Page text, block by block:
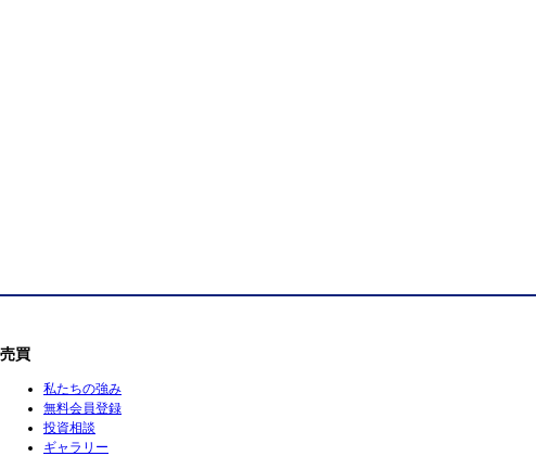
売買
私たちの強み
無料会員登録
投資相談
ギャラリー